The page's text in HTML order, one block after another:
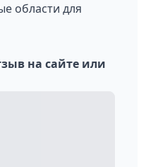
области для
на сайте или